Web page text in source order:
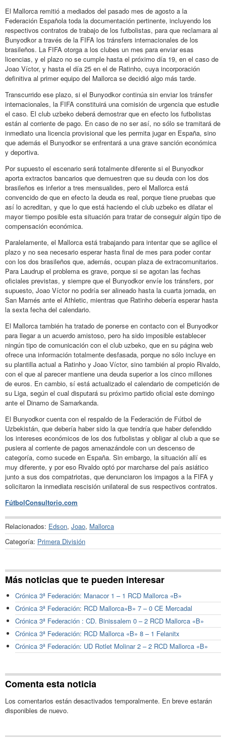
El Mallorca remitió a mediados del pasado mes de agosto a la
Federación Española toda la documentación pertinente, incluyendo los
respectivos contratos de trabajo de los futbolistas, para que reclamara al
Bunyodkor a través de la FIFA los tránsfers internacionales de los
brasileños. La FIFA otorga a los clubes un mes para enviar esas
licencias, y el plazo no se cumple hasta el próximo día 19, en el caso de
Joao Víctor, y hasta el día 25 en el de Ratinho, cuya incorporación
definitiva al primer equipo del Mallorca se decidió algo más tarde.
Transcurrido ese plazo, si el Bunyodkor continúa sin enviar los tránsfer
internacionales, la FIFA constituirá una comisión de urgencia que estudie
el caso. El club uzbeko deberá demostrar que en efecto los futbolistas
están al corriente de pago. En caso de no ser así, no sólo se tramitará de
inmediato una licencia provisional que les permita jugar en España, sino
que además el Bunyodkor se enfrentará a una grave sanción económica
y deportiva.
Por supuesto el escenario será totalmente diferente si el Bunyodkor
aporta extractos bancarios que demuestren que su deuda con los dos
brasileños es inferior a tres mensualides, pero el Mallorca está
convencido de que en efecto la deuda es real, porque tiene pruebas que
así lo acreditan, y que lo que está haciendo el club uzbeko es dilatar el
mayor tiempo posible esta situación para tratar de conseguir algún tipo de
compensación económica.
Paralelamente, el Mallorca está trabajando para intentar que se agilice el
plazo y no sea necesario esperar hasta final de mes para poder contar
con los dos brasileños que, además, ocupan plaza de extracomunitarios.
Para Laudrup el problema es grave, porque si se agotan las fechas
oficiales previstas, y siempre que el Bunyodkor envíe los tránsfers, por
supuesto, Joao Víctor no podría ser alineado hasta la cuarta jornada, en
San Mamés ante el Athletic, mientras que Ratinho debería esperar hasta
la sexta fecha del calendario.
El Mallorca también ha tratado de ponerse en contacto con el Bunyodkor
para llegar a un acuerdo amistoso, pero ha sido imposible establecer
ningún tipo de comunicación con el club uzbeko, que en su página web
ofrece una información totalmente desfasada, porque no sólo incluye en
su plantilla actual a Ratinho y Joao Víctor, sino también al propio Rivaldo,
con el que al parecer mantiene una deuda superior a los cinco millones
de euros. En cambio, sí está actualizado el calendario de competición de
su Liga, según el cual disputará su próximo partido oficial este domingo
ante el Dinamo de Samarkanda.
El Bunyodkor cuenta con el respaldo de la Federación de Fútbol de
Uzbekistán, que debería haber sido la que tendría que haber defendido
los intereses económicos de los dos futbolistas y obligar al club a que se
pusiera al corriente de pagos amenazándole con un descenso de
categoría, como sucede en España. Sin embargo, la situación allí es
muy diferente, y por eso Rivaldo optó por marcharse del país asiático
junto a sus dos compatriotas, que denunciaron los impagos a la FIFA y
solicitaron la inmediata rescisión unilateral de sus respectivos contratos.
FútbolConsultorio.com
Relacionados: Edson, Joao, Mallorca
Categoría: Primera División
Más noticias que te pueden interesar
Crónica 3ª Federación: Manacor 1 – 1 RCD Mallorca «B»
Crónica 3ª Federación: RCD Mallorca»B» 7 – 0 CE Mercadal
Crónica 3ª Federación : CD. Binissalem 0 – 2 RCD Mallorca «B»
Crónica 3ª Federación: RCD Mallorca «B» 8 – 1 Felanitx
Crónica 3ª Federación: UD Rotlet Molinar 2 – 2 RCD Mallorca «B»
Comenta esta noticia
Los comentarios están desactivados temporalmente. En breve estarán
disponibles de nuevo.